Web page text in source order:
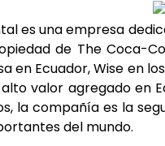
es una empresa
de The Coca-
en Ecuador, Wise en
valor agregado en
la compañía es la
del mundo.